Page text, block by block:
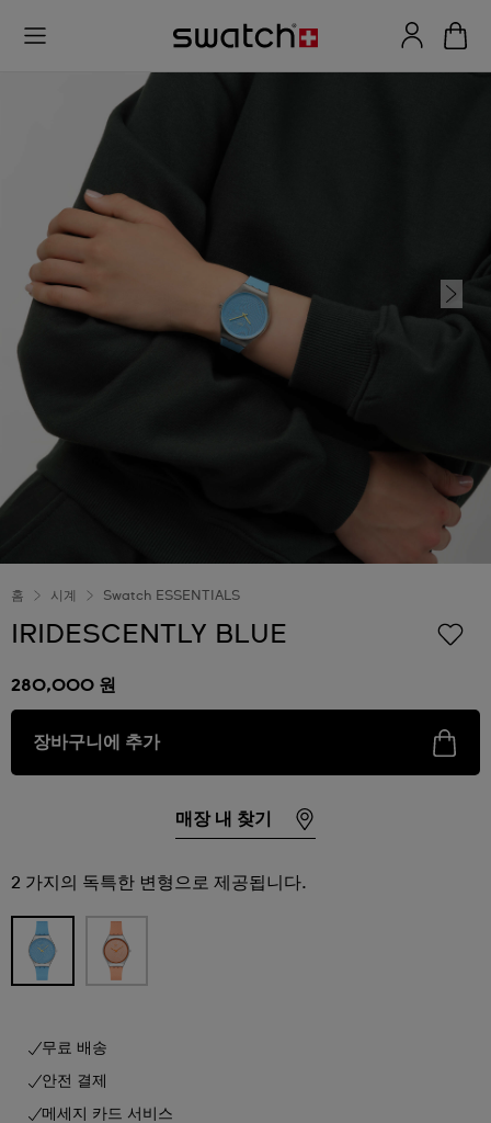
홈 시계 Swatch ESSENTIALS
IRIDESCENTLY BLUE
280,000 원
장바구니에 추가
매장 내 찾기
2 가지의 독특한 변형으로 제공됩니다.
무료 배송
안전 결제
메세지 카드 서비스